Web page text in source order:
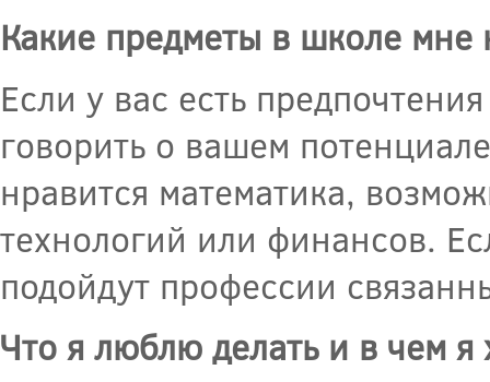
Какие предметы в школе мне
Если у вас есть
говорить о вашем
нравится математика,
технологий или финансов.
подойдут профессии
Что я люблю делать и в чем я